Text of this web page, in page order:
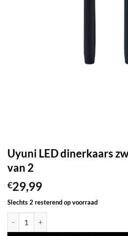
Uyuni LED dinerkaars
van 2
€29,99
Slechts 2 resterend op voorraad